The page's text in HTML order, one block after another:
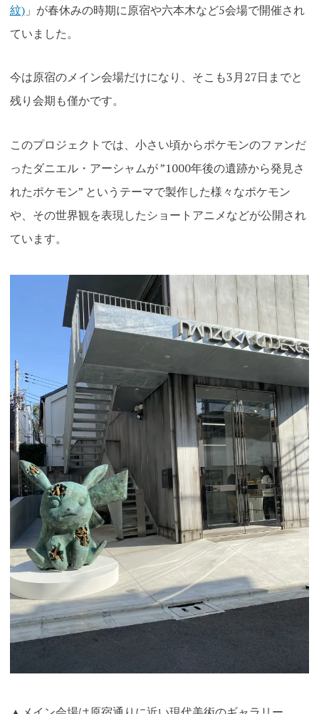
紋)」が春休みの時期に原宿や六本木など5会場で開催され
ていました。
今は原宿のメイン会場だけになり、そこも3月27日までと
残り会期も僅かです。
このプロジェクトでは、小さい頃からポケモンのファンだ
ったダニエル・アーシャムが ”1000年後の遺跡から発見さ
れたポケモン” というテーマで製作した様々なポケモン
や、その世界観を表現したショートアニメなどが公開され
ています。